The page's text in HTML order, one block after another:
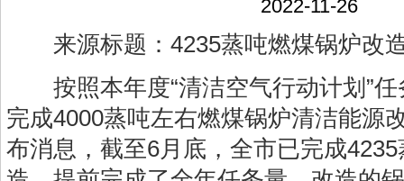
2022-11-26
来源标题：4235蒸吨燃煤锅炉改
按照本年度“清洁空气行动计划”任
完成4000蒸吨左右燃煤锅炉清洁能源
布消息，截至6月底，全市已完成